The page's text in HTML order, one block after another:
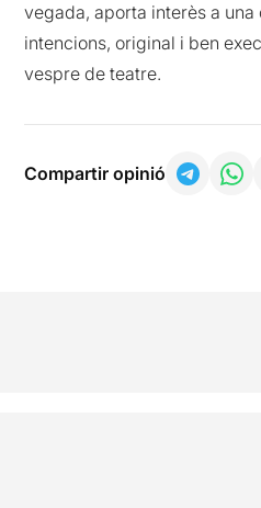
vegada, aporta interès a
intencions, original i ben
vespre de teatre.
Compartir opinió